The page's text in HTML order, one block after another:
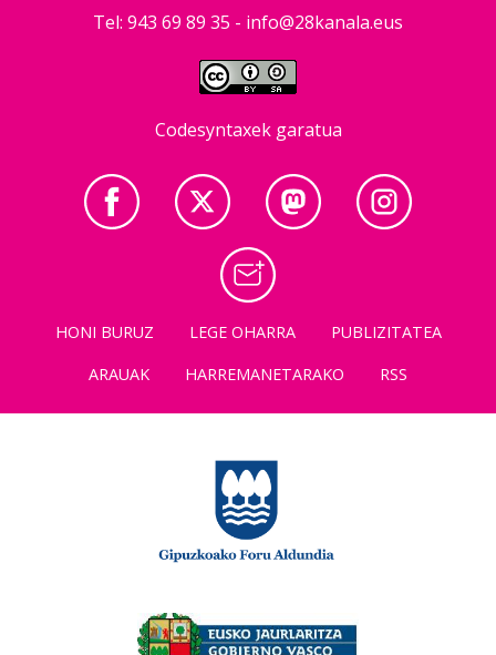
Tel: 943 69 89 35 - info@28kanala.eus
Codesyntaxek garatua
HONI BURUZ LEGE OHARRA
PUBLIZITATEA
ARAUAK
HARREMANETARAKO RSS